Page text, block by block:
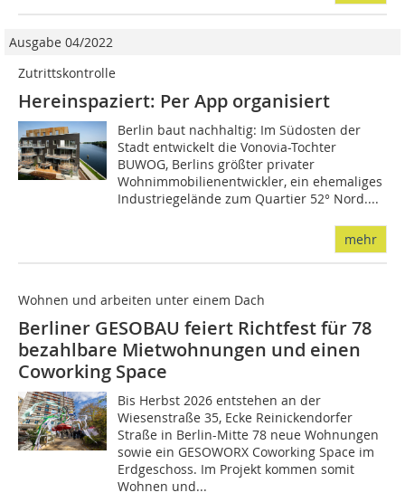
Ausgabe 04/2022
Zutrittskontrolle
Hereinspaziert: Per App organisiert
Berlin baut nachhaltig: Im Südosten der
Stadt entwickelt die Vonovia-Tochter
BUWOG, Berlins größter privater
Wohnimmobilienentwickler, ein ehemaliges
Industriegelände zum Quartier 52° Nord....
mehr
Wohnen und arbeiten unter einem Dach
Berliner GESOBAU feiert Richtfest für 78
bezahlbare Mietwohnungen und einen
Coworking Space
Bis Herbst 2026 entstehen an der
Wiesenstraße 35, Ecke Reinickendorfer
Straße in Berlin-Mitte 78 neue Wohnungen
sowie ein GESOWORX Coworking Space im
Erdgeschoss. Im Projekt kommen somit
Wohnen und...